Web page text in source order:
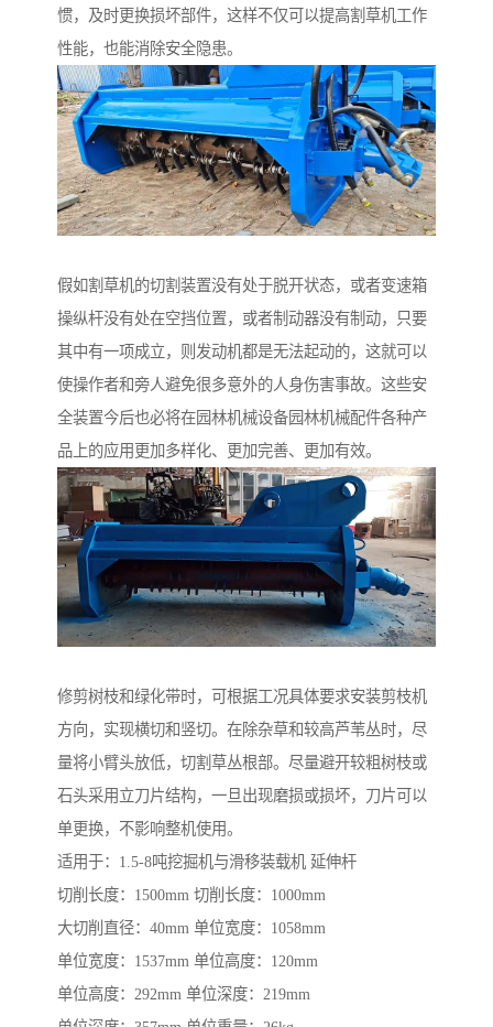
惯，及时更换损坏部件，这样不仅可以提高割草机工作
性能，也能消除安全隐患。
假如割草机的切割装置没有处于脱开状态，或者变速箱
操纵杆没有处在空挡位置，或者制动器没有制动，只要
其中有一项成立，则发动机都是无法起动的，这就可以
使操作者和旁人避免很多意外的人身伤害事故。这些安
全装置今后也必将在园林机械设备园林机械配件各种产
品上的应用更加多样化、更加完善、更加有效。
修剪树枝和绿化带时，可根据工况具体要求安装剪枝机
方向，实现横切和竖切。在除杂草和较高芦苇丛时，尽
量将小臂头放低，切割草丛根部。尽量避开较粗树枝或
石头采用立刀片结构，一旦出现磨损或损坏，刀片可以
单更换，不影响整机使用。
适用于：1.5-8吨挖掘机与滑移装载机 延伸杆
切削长度：1500mm 切削长度：1000mm
大切削直径：40mm 单位宽度：1058mm
单位宽度：1537mm 单位高度：120mm
单位高度：292mm 单位深度：219mm